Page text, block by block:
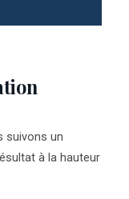
suivons un
à la hauteur